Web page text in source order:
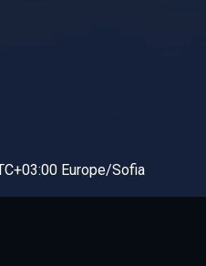
Europe/Sofia